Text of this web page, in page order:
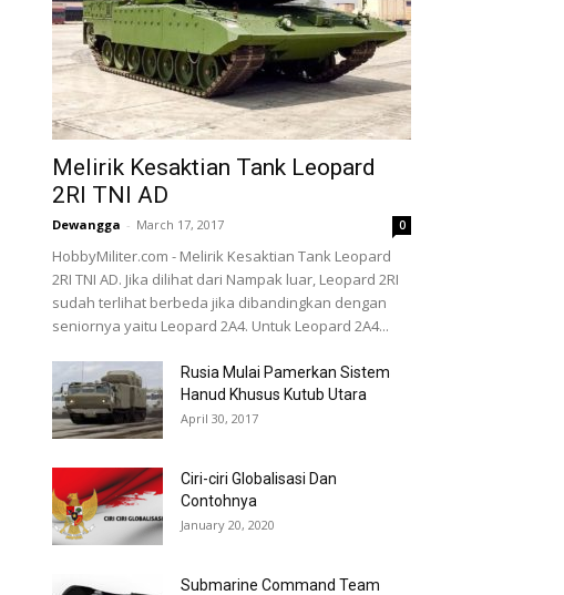
Melirik Kesaktian Tank Leopard
2RI TNI AD
Dewangga - March 17, 2017 0
HobbyMiliter.com - Melirik Kesaktian Tank Leopard
2RI TNI AD. Jika dilihat dari Nampak luar, Leopard 2RI
sudah terlihat berbeda jika dibandingkan dengan
seniornya yaitu Leopard 2A4. Untuk Leopard 2A4...
Rusia Mulai Pamerkan Sistem
Hanud Khusus Kutub Utara
April 30, 2017
Ciri-ciri Globalisasi Dan
Contohnya
January 20, 2020
Submarine Command Team